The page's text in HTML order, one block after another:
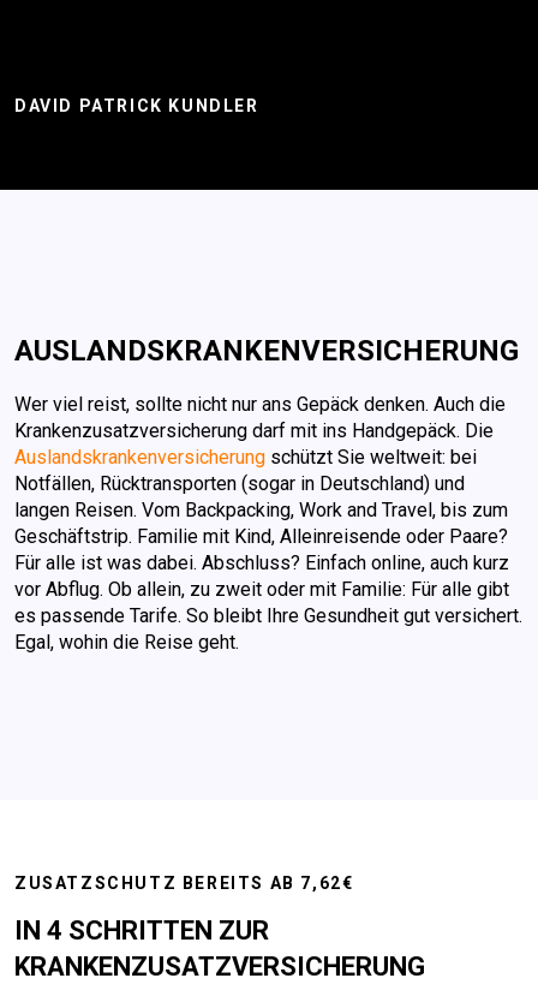
DAVID PATRICK KUNDLER
AUSLANDSKRANKENVERSICHERUNG
Wer viel reist, sollte nicht nur ans Gepäck denken. Auch die
Krankenzusatzversicherung darf mit ins Handgepäck. Die
Auslandskrankenversicherung schützt Sie weltweit: bei
Notfällen, Rücktransporten (sogar in Deutschland) und
langen Reisen. Vom Backpacking, Work and Travel, bis zum
Geschäftstrip. Familie mit Kind, Alleinreisende oder Paare?
Für alle ist was dabei. Abschluss? Einfach online, auch kurz
vor Abflug. Ob allein, zu zweit oder mit Familie: Für alle gibt
es passende Tarife. So bleibt Ihre Gesundheit gut versichert.
Egal, wohin die Reise geht.
ZUSATZSCHUTZ BEREITS AB 7,62€
IN 4 SCHRITTEN ZUR
KRANKENZUSATZVERSICHERUNG